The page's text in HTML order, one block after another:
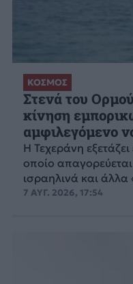
ΚΟΣΜΟΣ
Στενά του
κίνηση
αμφιλεγόμενο
Η Τεχεράνη
οποίο
ισραηλινά και άλλα
7 ΑΥΓ. 2026, 17:54